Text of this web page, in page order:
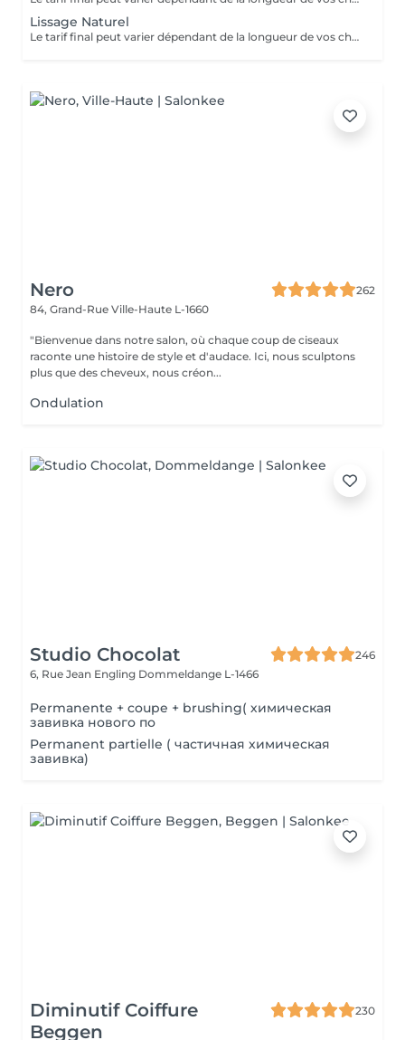
Lissage Naturel
Le tarif final peut varier dépendant de la longueur de vos cheveux ainsi que des soins et produits utilisés.
Nero
262
84, Grand-Rue Ville-Haute L-1660
"Bienvenue dans notre salon, où chaque coup de ciseaux
raconte une histoire de style et d'audace. Ici, nous sculptons
plus que des cheveux, nous créon...
Ondulation
Studio Chocolat
246
6, Rue Jean Engling Dommeldange L-1466
Permanente + coupe + brushing( химическая
завивка нового по
Permanent partielle ( частичная химическая
завивка)
Diminutif Coiffure
Beggen
230